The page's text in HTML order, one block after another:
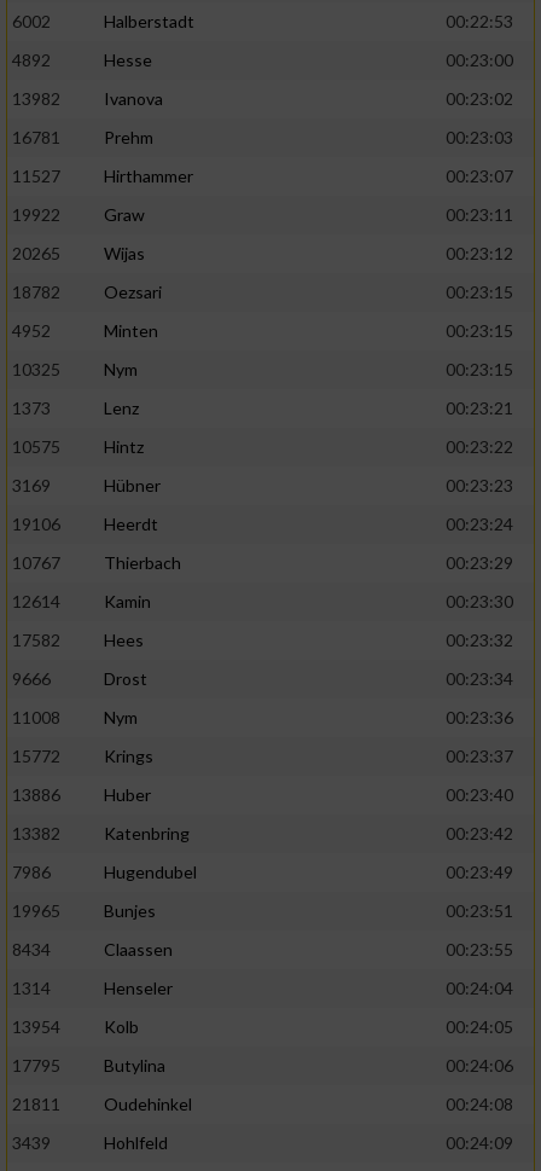
6002
Halberstadt
00:22:53
4892
Hesse
00:23:00
13982
Ivanova
00:23:02
16781
Prehm
00:23:03
11527
Hirthammer
00:23:07
19922
Graw
00:23:11
20265
Wijas
00:23:12
18782
Oezsari
00:23:15
4952
Minten
00:23:15
10325
Nym
00:23:15
1373
Lenz
00:23:21
10575
Hintz
00:23:22
3169
Hübner
00:23:23
19106
Heerdt
00:23:24
10767
Thierbach
00:23:29
12614
Kamin
00:23:30
17582
Hees
00:23:32
9666
Drost
00:23:34
11008
Nym
00:23:36
15772
Krings
00:23:37
13886
Huber
00:23:40
13382
Katenbring
00:23:42
7986
Hugendubel
00:23:49
19965
Bunjes
00:23:51
8434
Claassen
00:23:55
1314
Henseler
00:24:04
13954
Kolb
00:24:05
17795
Butylina
00:24:06
21811
Oudehinkel
00:24:08
3439
Hohlfeld 00:24:09